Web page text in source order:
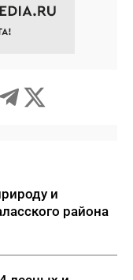
и
района